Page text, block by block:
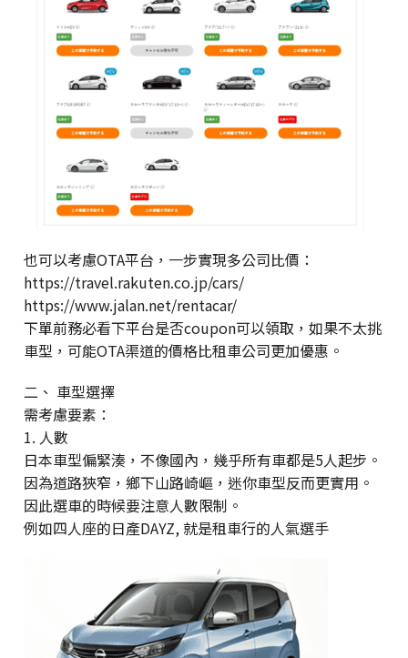
也可以考慮OTA平台，一步實現多公司比價：
https://travel.rakuten.co.jp/cars/
https://www.jalan.net/rentacar/
下單前務必看下平台是否coupon可以領取，如果不太挑
車型，可能OTA渠道的價格比租車公司更加優惠。
二、 車型選擇
需考慮要素：
1. 人數
日本車型偏緊湊，不像國內，幾乎所有車都是5人起步。
因為道路狹窄，鄉下山路崎嶇，迷你車型反而更實用。
因此選車的時候要注意人數限制。
例如四人座的日產DAYZ, 就是租車行的人氣選手